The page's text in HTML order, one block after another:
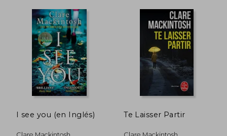
dcto. S/ 66,19 dcto.
I see you (en Inglés) Te Laisser Partir